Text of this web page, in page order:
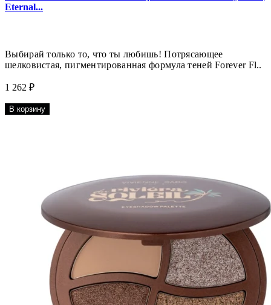
Eternal...
Выбирай только то, что ты любишь! Потрясающее
шелковистая, пигментированная формула теней Forever Fl..
1 262 ₽
В корзину